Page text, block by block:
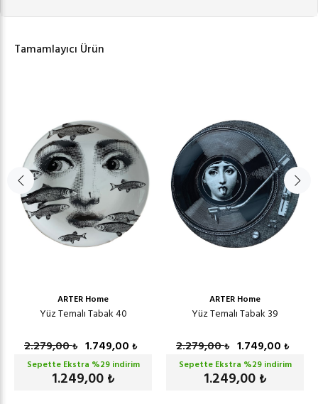
Tamamlayıcı Ürün
ARTER Home
Yüz Temalı Tabak 40
2.279,00₺ 1.749,00 ₺
Sepette Ekstra %29indirim
1.249,00 ₺
ARTER Home
Yüz Temalı Tabak 39
2.279,00₺ 1.749,00 ₺
Sepette Ekstra %29indirim
1.249,00 ₺